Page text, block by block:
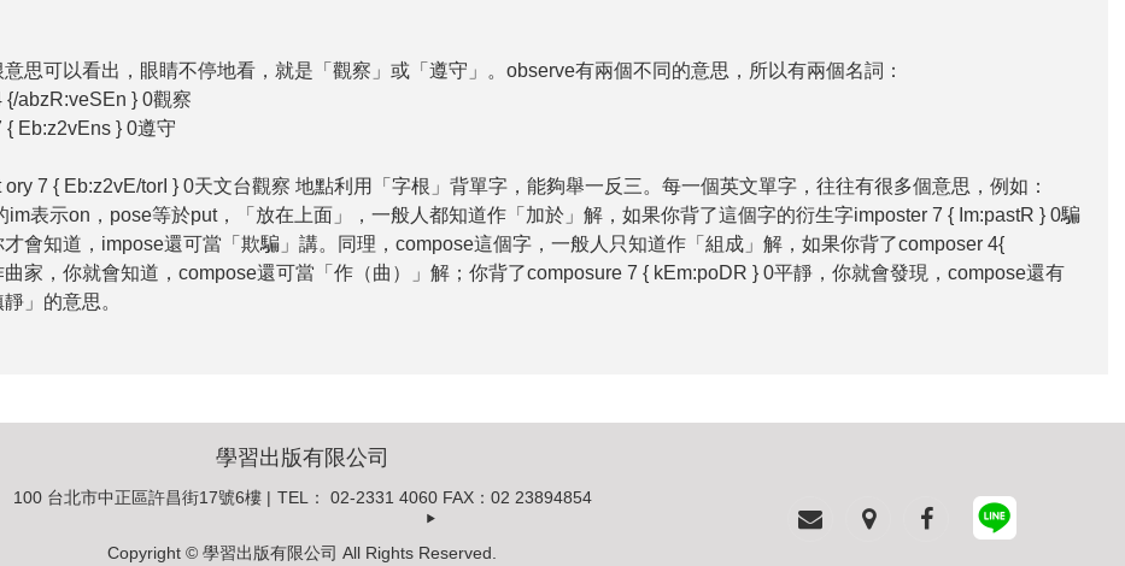
思可以看出，眼睛不停地看，就是「觀察」或「遵守」。observe有兩個不同的意思，所以有兩個名詞：
{/abzR:veSEn } 0觀察
{ Eb:z2vEns } 0遵守
ory 7 { Eb:z2vE/torI } 0天文台觀察 地點利用「字根」背單字，能夠舉一反三。每一個英文單字，往往有很多個意思，例如：
im表示on，pose等於put，「放在上面」，一般人都知道作「加於」解，如果你背了這個字的衍生字imposter 7 { Im:pastR } 0騙
會知道，impose還可當「欺騙」講。同理，compose這個字，一般人只知道作「組成」解，如果你背了composer 4{
曲家，你就會知道，compose還可當「作（曲）」解；你背了composure 7 { kEm:poDR } 0平靜，你就會發現，compose還有
」的意思。
學習出版有限公司
100 台北市中正區許昌街17號6樓 | TEL： 02-2331 4060FAX：02 23894854
Copyright © 學習出版有限公司 All Rights Reserved.